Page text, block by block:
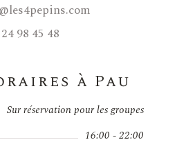
98 45 48
à Pau
Sur réservation pour les groupes
16:00 - 22:00